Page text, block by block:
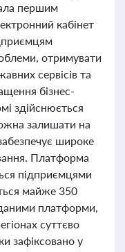
першим
кабінет
отримувати
сервісів та
бізнес-
здійснюється
залишати на
широке
Платформа
підприємцями
майже 350
платформи,
суттєво
зафіксовано у